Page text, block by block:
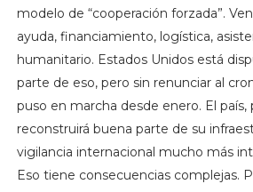
modelo de “cooperación forzada”.
ayuda, financiamiento, logística,
humanitario. Estados Unidos está
parte de eso, pero sin renunciar al
puso en marcha desde enero. El país,
reconstruirá buena parte de su
vigilancia internacional mucho más
Eso tiene consecuencias complejas.